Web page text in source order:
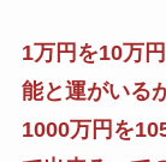
1万円を10万
能と運がいる
1000万円を